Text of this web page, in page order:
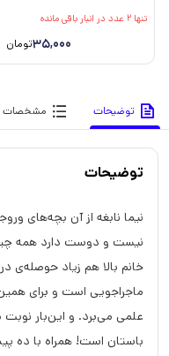
پرتقال
تنها 2 عدد در انبار باقی مانده
35,000تومان
توضیحات مشخصات
توضیحات
نیما نابغه از آن بچه‌های
نیست و دوست دارد همه
خانم بالا هم زیاد
ماجراجویی است و برای
علمی می‌برد. و این‌بار
باستان است! همراه با ده